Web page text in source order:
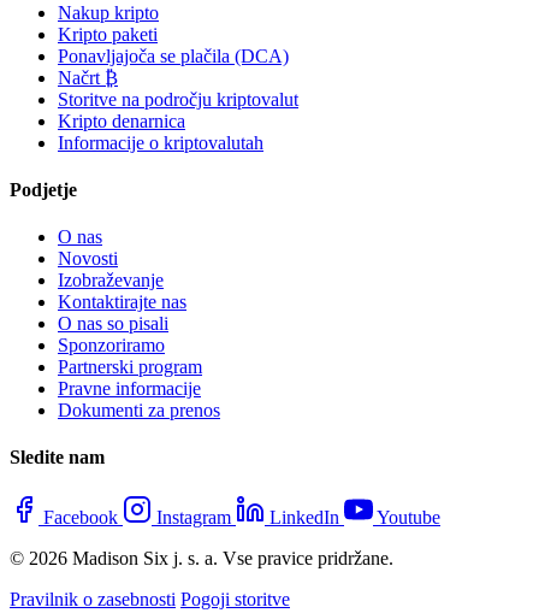
Nakup kripto
Kripto paketi
Ponavljajoča se plačila (DCA)
Načrt ₿
Storitve na področju kriptovalut
Kripto denarnica
Informacije o kriptovalutah
Podjetje
O nas
Novosti
Izobraževanje
Kontaktirajte nas
O nas so pisali
Sponzoriramo
Partnerski program
Pravne informacije
Dokumenti za prenos
Sledite nam
Facebook Instagram LinkedIn
Youtube
© 2026 Madison Six j. s. a. Vse pravice pridržane.
Pravilnik o zasebnosti Pogoji storitve